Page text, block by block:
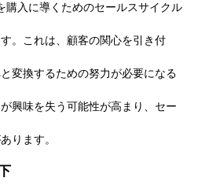
購入に導くためのセールスサイクル
。これは、顧客の関心を引き付
変換するための努力が必要になる
興味を失う可能性が高まり、セー
ります。